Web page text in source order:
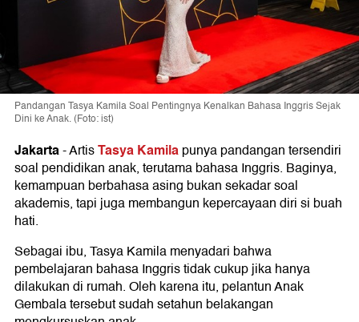
Pandangan Tasya Kamila Soal Pentingnya Kenalkan Bahasa Inggris Sejak
Dini ke Anak. (Foto: ist)
Jakarta-ArtisTasya Kamilapunya pandangan tersendiri
soal pendidikan anak, terutama bahasa Inggris. Baginya,
kemampuan berbahasa asing bukan sekadar soal
akademis, tapi juga membangun kepercayaan diri si buah
hati.
Sebagai ibu, Tasya Kamila menyadari bahwa
pembelajaran bahasa Inggris tidak cukup jika hanya
dilakukan di rumah. Oleh karena itu, pelantun Anak
Gembala tersebut sudah setahun belakangan